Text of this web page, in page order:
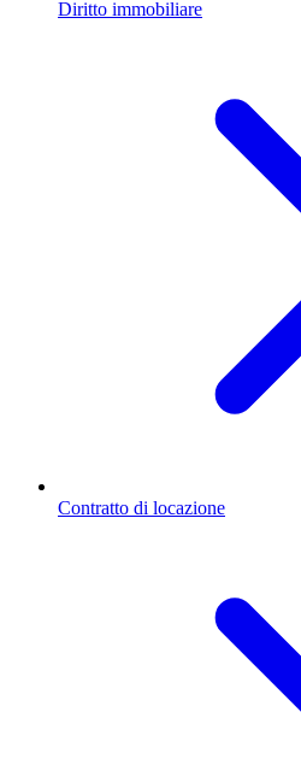
Diritto immobiliare
Contratto di locazione